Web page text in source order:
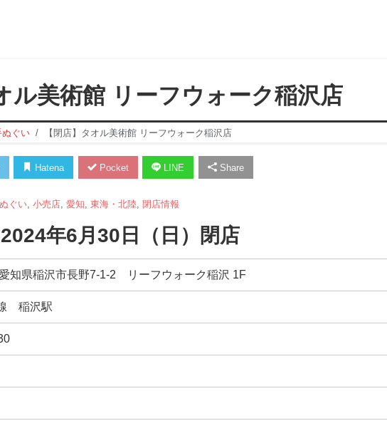
ル美術館 リーフウォーク稲沢店
ぬぐい 【閉店】タオル美術館 リーフウォーク稲沢店
Hatena Pocket LINE Share
ぐい, 小売店, 愛知 東海・北陸, 閉店情報
年6月30日（日）閉店
知県稲沢市長野7-1-2 リーフウォーク稲沢 1F
稲沢駅